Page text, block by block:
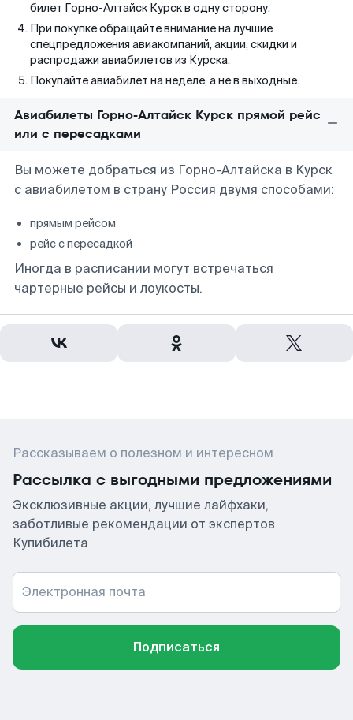
билет Горно-Алтайск Курск в одну сторону.
При покупке обращайте внимание на лучшие
спецпредложения авиакомпаний, акции, скидки и
распродажи авиабилетов из Курска.
Покупайте авиабилет на неделе, а не в выходные.
Авиабилеты Горно-Алтайск Курск прямой рейс
или с пересадками
Вы можете добраться из Горно-Алтайска в Курск
с авиабилетом в страну Россия двумя способами:
прямым рейсом
рейс с пересадкой
Иногда в расписании могут встречаться
чартерные рейсы и лоукосты.
Рассказываем о полезном и интересном
Рассылка с выгодными предложениями
Эксклюзивные акции, лучшие лайфхаки,
заботливые рекомендации от экспертов
Купибилета
Электронная почта
Подписаться